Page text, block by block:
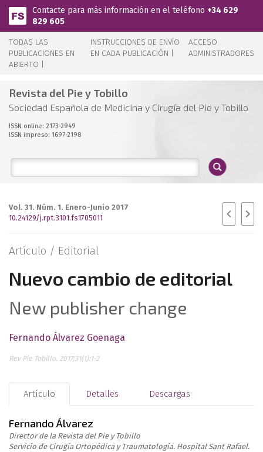
Pasar al contenido principal
Contacte para más información en el teléfono +34 629
829 605
TODAS LAS
PUBLICACIONES EN
ABIERTO |
INSTRUCCIONES DE ENVÍO
EN CADA PUBLICACIÓN |
ACCESO
ADMINISTRADORES
Revista del Pie y Tobillo
Sociedad Española de Medicina y Cirugía del Pie y Tobillo
ISSN online: 2173-2949
ISSN impreso: 1697-2198
Vol. 31. Núm. 1. Enero-Junio 2017
10.24129/j.rpt.3101.fs1705011
Artículo / Editorial
Nuevo cambio de editorial
New publisher change
Fernando Álvarez Goenaga
Rev Pie Tobillo. 2017;31(1):1-2
Artículo Detalles Descargas
Fernando Álvarez
Director de la Revista del Pie y Tobillo
Servicio de Cirugía Ortopédica y Traumatología. Hospital Sant Rafael.